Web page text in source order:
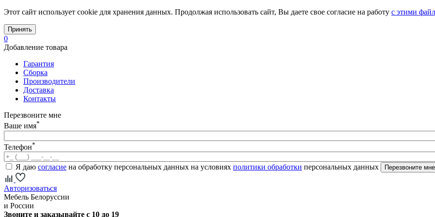
Этот сайт использует cookie для хранения данных. Продолжая использовать сайт, Вы даете свое согласие на работу с этими
Принять
0
Добавление товара
Гарантия
Сборка
Производители
Доставка
Контакты
Перезвоните мне
Ваше имя*
Телефон*
Я даю согласие на обработку персональных данных на условиях политики обработки персональных данных
Авторизоваться
Мебель Белоруссии
и России
Звоните и заказывайте с 10 до 19